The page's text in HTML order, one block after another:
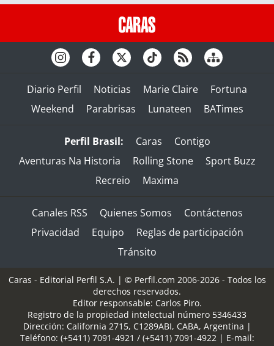
Diario Perfil Noticias Marie Claire
Fortuna
Weekend
Parabrisas Lunateen BATimes
Perfil Brasil: Caras
Contigo
Aventuras Na Historia
Rolling Stone
Sport Buzz
Recreio
Maxima
Canales RSS Quienes Somos
Contáctenos
Privacidad
Equipo
Reglas de participación
Tránsito
Caras - Editorial Perfil S.A. | © Perfil.com 2006-2026 - Todos los
derechos reservados.
Editor responsable: Carlos Piro.
Registro de la propiedad intelectual número 5346433
Dirección: California 2715, C1289ABI, CABA, Argentina |
Teléfono: (+5411) 7091-4921 / (+5411) 7091-4922 | E-mail: